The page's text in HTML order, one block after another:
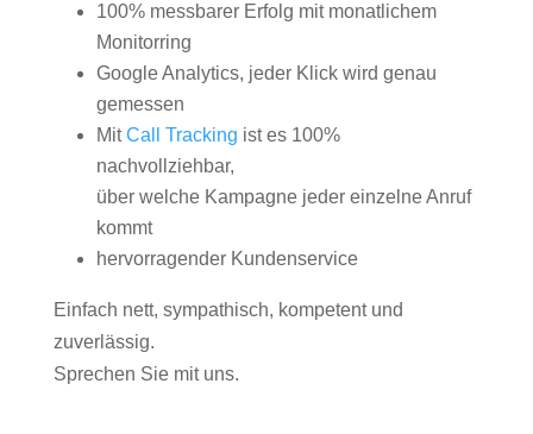
100% messbarer Erfolg mit monatlichem
Monitorring
Google Analytics, jeder Klick wird genau
gemessen
MitCall Tracking ist es 100%
nachvollziehbar,
über welche Kampagne jeder einzelne Anruf
kommt
hervorragender Kundenservice
Einfach nett, sympathisch, kompetent und
zuverlässig.
Sprechen Sie mit uns.